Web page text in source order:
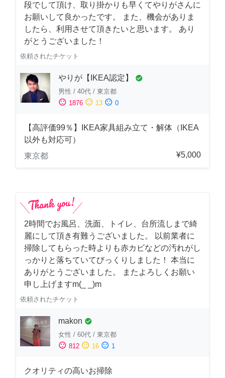
段でして頂け、取り掛かりも早くてやりがさんに
お願いして良かったです。 また、機会がありま
したら、利用させて頂きたいと思います。 あり
がとうございました！
依頼されたチケット
やりが【IKEA認定】 check_circle
男性 / 40代 / 東京都
sentiment_satisfied 1876 sentiment_neutral 13 sentiment_dissatisfied 0
【高評価99％】IKEA家具組み立て・解体（IKEA
以外も対応可）
東京都
¥5,000
2時間でお風呂、洗面、トイレ、台所流しまで綺
麗にして頂き有難うございました。 以前業者に
掃除してもらった時よりも赤カビなどの汚れがし
っかりと落ちていてびっくりしました！ 本当に
ありがとうございました。 またよろしくお願い
申し上げますm(_ _)m
依頼されたチケット
makon check_circle
女性 / 60代 / 東京都
sentiment_satisfied 812 sentiment_neutral 16 sentiment_dissatisfied 1
クオリティの高いお掃除